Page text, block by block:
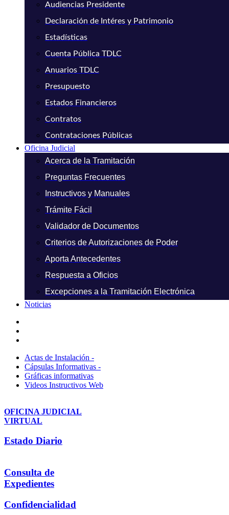
Audiencias Presidente
Declaración de Intéres y Patrimonio
Estadísticas
Cuenta Pública TDLC
Anuarios TDLC
Presupuesto
Estados Financieros
Contratos
Contrataciones Públicas
Oficina Judicial
Acerca de la Tramitación
Preguntas Frecuentes
Instructivos y Manuales
Trámite Fácil
Validador de Documentos
Criterios de Autorizaciones de Poder
Aporta Antecedentes
Respuesta a Oficios
Excepciones a la Tramitación Electrónica
Noticias
Actas de Instalación -
Cápsulas Informativas -
Gráficas informativas
Videos Instructivos Web
OFICINA JUDICIAL
VIRTUAL
Estado Diario
Consulta de
Expedientes
Confidencialidad